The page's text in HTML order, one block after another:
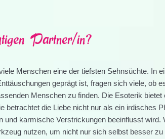
Partner/in?
Menschen eine der tiefsten Sehnsüchte. In
geprägt ist, fragen sich viele, ob
Menschen zu finden. Die Esoterik bietet
betrachtet die Liebe nicht nur als ein irdisches
und karmische Verstrickungen beeinflusst wird.
nutzen, um nicht nur sich selbst besser